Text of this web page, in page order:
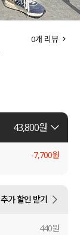
0개 리뷰
43,800원
-7,700원
추가 할인 받기
440원